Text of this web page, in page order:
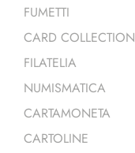
FUMETTI
CARD COLLECTION
FILATELIA
NUMISMATICA
CARTAMONETA
CARTOLINE